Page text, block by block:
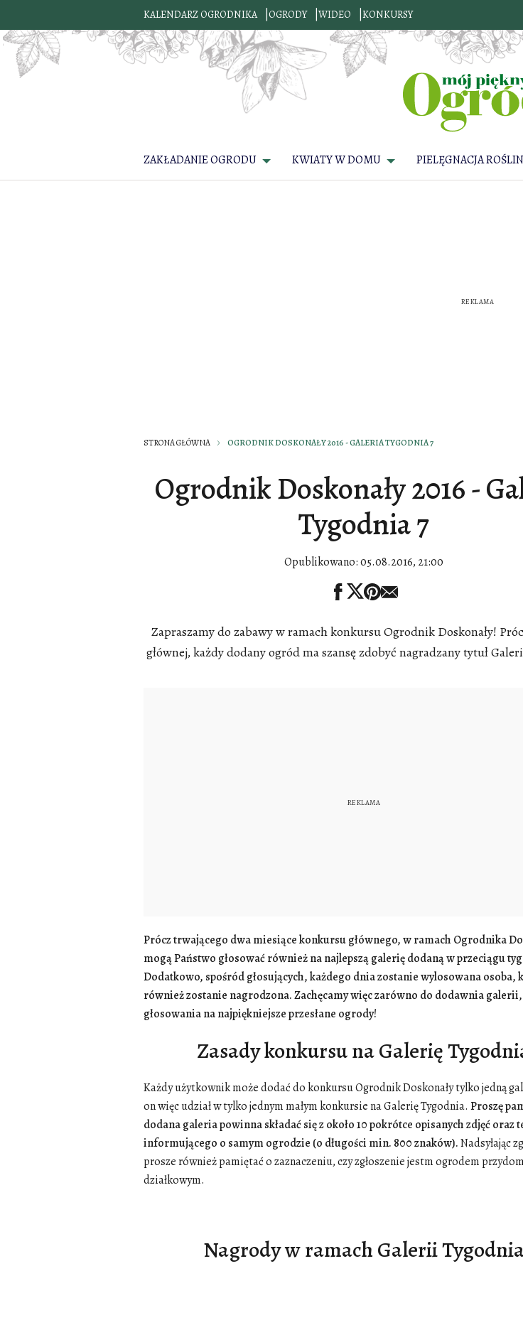
KALENDARZ OGRODNIKA OGRODY WIDEO KONKURSY
ZAKŁADANIE OGRODU KWIATY W DOMU PIELĘGNACJA ROŚLIN
STRONA GŁÓWNA OGRODNIK DOSKONAŁY 2016 - GALERIA TYGODNIA 7
Ogrodnik Doskonały 2016 -
Tygodnia 7
Opublikowano:05.08.2016, 21:00
Zapraszamy do zabawy w ramach konkursu Ogrodnik Doskonały!
głównej, każdy dodany ogród ma szansę zdobyć nagradzany tytuł
Prócz trwającego dwa miesiące konkursu głównego, w ramach Ogrodnika
mogą Państwo głosować również na najlepszą galerię dodaną w przeciągu
Dodatkowo, spośród głosujących, każdego dnia zostanie wylosowana osoba,
również zostanie nagrodzona. Zachęcamy więc zarówno do dodawnia
głosowania na najpiękniejsze przesłane ogrody!
Zasady konkursu na Galerię
Każdy użytkownik może dodać do konkursu Ogrodnik Doskonały tylko jedną
on więc udział w tylko jednym małym konkursie na Galerię Tygodnia. Proszę
dodana galeria powinna składać się z około 10 pokrótce opisanych zdjęć oraz
informującego o samym ogrodzie (o długości min. 800 znaków).Nadsyłając
prosze również pamiętać o zaznaczeniu, czy zgłoszenie jestm ogrodem
działkowym.
Nagrody w ramach Galerii